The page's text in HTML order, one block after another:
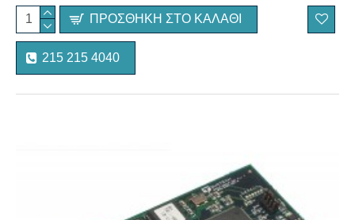
ΠΡΟΣΘΉΚΗ ΣΤΟ ΚΑΛΆΘΙ
215 215 4040